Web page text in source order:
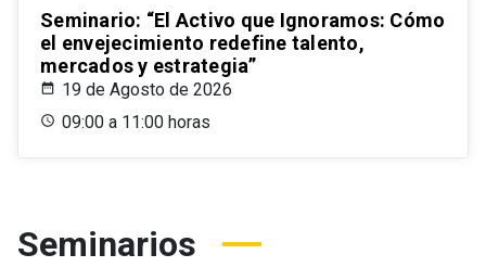
Seminario: “El Activo que Ignoramos: Cómo
el envejecimiento redefine talento,
mercados y estrategia”
19 de Agosto de 2026
09:00 a 11:00 horas
Seminarios